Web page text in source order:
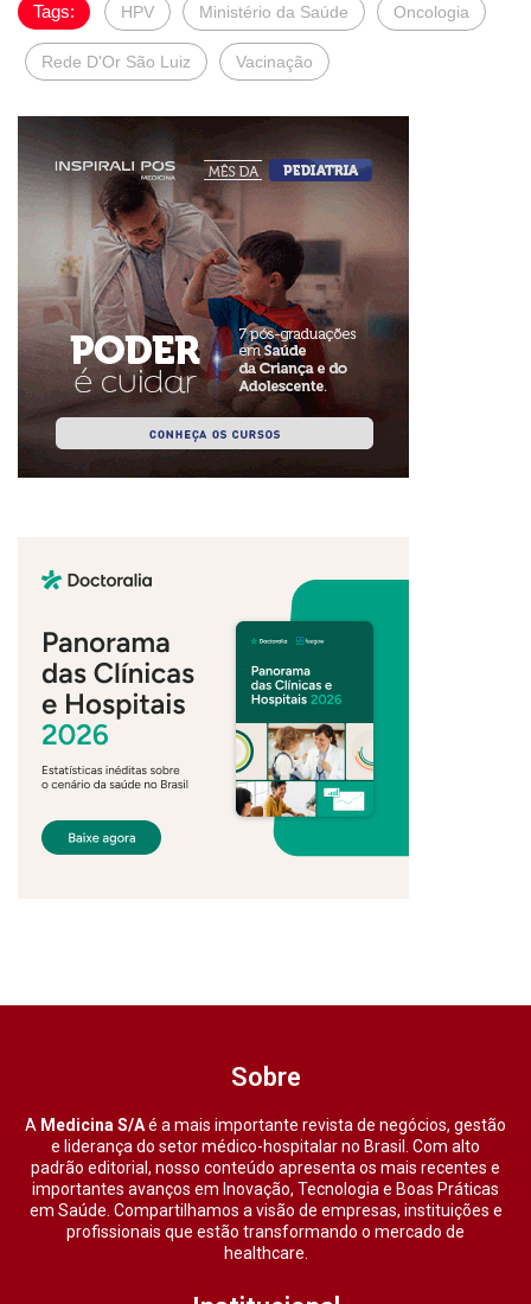
Tags: HPV Ministério da Saúde Oncologia
Rede D'Or São Luiz Vacinação
Sobre
A Medicina S/Aé a mais importante revista de negócios, gestão
e liderança do setor médico-hospitalar no Brasil. Com alto
padrão editorial, nosso conteúdo apresenta os mais recentes e
importantes avanços em Inovação, Tecnologia e Boas Práticas
em Saúde. Compartilhamos a visão de empresas, instituições e
profissionais que estão transformando o mercado de
healthcare.